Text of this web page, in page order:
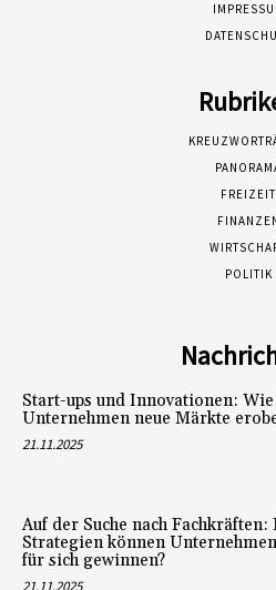
FREIZEIT
POLITIK
Start-ups und Innovationen: Wie
Unternehmen neue Märkte
21.11.2025
Auf der Suche nach Fachkräften:
Strategien können
für sich gewinnen?
21.11.2025